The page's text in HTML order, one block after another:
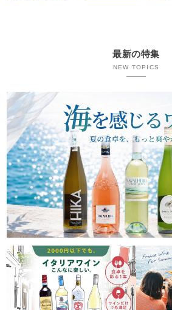
最新の特集
NEW TOPICS